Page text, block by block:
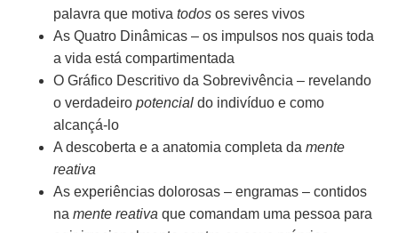
palavra que motiva todos os seres vivos
As Quatro Dinâmicas – os impulsos nos quais toda
a vida está compartimentada
O Gráfico Descritivo da Sobrevivência – revelando
o verdadeiro potencial do indivíduo e como
alcançá-lo
A descoberta e a anatomia completa da mente
reativa
As experiências dolorosas – engramas – contidos
na mente reativa que comandam uma pessoa para